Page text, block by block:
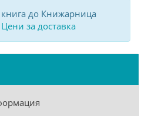
книга до Книжарница
Цени за доставка